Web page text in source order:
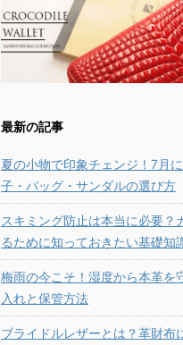
最新の記事
夏の小物で印象チェンジ！7月
子・バッグ・サンダルの選び方
スキミング防止は本当に必要？
るために知っておきたい基礎知
梅雨の今こそ！湿度から本革を
入れと保管方法
ブライドルレザーとは？革財布